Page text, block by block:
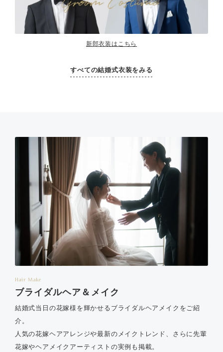
新郎衣装はこちら
すべての結婚式衣装をみる
Hair Make
ブライダルヘア＆メイク
結婚式当日の花嫁様を輝かせるブライダルヘアメイクをご紹
介。
人気の花嫁ヘアアレンジや最新のメイクトレンド、さらに先輩
花嫁やヘアメイクアーティストの実例も掲載。